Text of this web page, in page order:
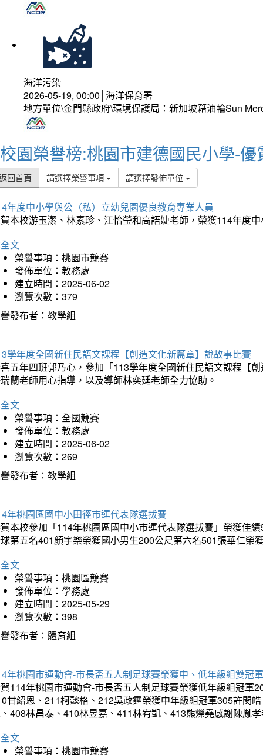
海洋污染
2026-05-19, 00:00│海洋保育署
地方單位\金門縣政府\環境保護局：新加坡籍油輪Sun
校園榮譽榜:桃園市建德國民小學-優
回首頁 請選擇榮譽事項 請選擇發佈單位
年度中小學與公（私）立幼兒園優良教育專業人員
本校游玉潔、林素珍、江怡瑩和高語婕老師，榮獲114年度
文
榮譽事項：桃園市競賽
發佈單位：教務處
建立時間：2025-06-02
瀏覽次數：379
發布者：教學組
學年度全國新住民語文課程【創造文化新篇章】說故事比賽
五年四班郭乃心，參加「113學年度全國新住民語文課程【
蘭老師用心指導，以及導師林奕廷老師全力協助。
文
榮譽事項：全國競賽
發佈單位：教務處
建立時間：2025-06-02
瀏覽次數：269
發布者：教學組
年桃園區國中小田徑市運代表隊選拔賽
本校參加「114年桃園區國中小市運代表隊選拔賽」榮獲佳
第五名401顏宇樂榮獲國小男生200公尺第六名501張華仁
文
榮譽事項：桃園區競賽
發佈單位：學務處
建立時間：2025-05-29
瀏覽次數：398
發布者：體育組
年桃園市運動會-市長盃五人制足球賽榮獲中、低年級組雙冠軍
114年桃園市運動會-市長盃五人制足球賽榮獲低年級組冠
甘紹恩、211柯懿格、212吳政霆榮獲中年級組冠軍305許閔
408林昌泰、410林昱嘉、411林宥凱、413熊爍堯感謝陳胤
文
榮譽事項：桃園市競賽